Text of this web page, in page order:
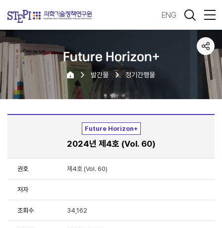
ENG
Future Horizon+
발간물 정기간행물
Future Horizon+
2024년 제4호 (Vol. 60)
권호 제4호 (Vol. 60)
저자
조회수 34,162